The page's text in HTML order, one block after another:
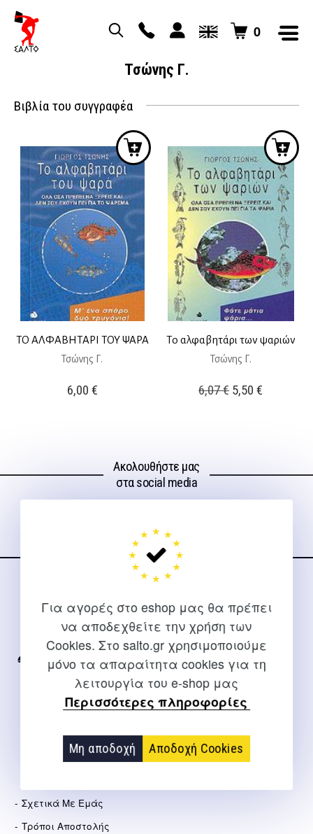
Για αγορές στο eshop μας θα πρέπει
να αποδεχθείτε την χρήση των
Cookies. Στο salto.gr χρησιμοποιούμε
μόνο τα απαραίτητα cookies για τη
λειτουργία του e-shop μας
Περισσότερες πληροφορίες
Μη αποδοχή Αποδοχή Cookies
0
Τσώνης Γ.
Βιβλία του συγγραφέα
ΤΟ ΑΛΦΑΒΗΤΑΡΙ ΤΟΥ ΨΑΡΑ
Τσώνης Γ.
6,00 €
Το αλφαβητάρι των ψαριών
Τσώνης Γ.
6,07€ Original
5,50€
Ακολουθήστε μας
στα social media
Για διευκρινίσεις και υποστήριξη παραγγελιών μέσω του
2310 267108
info@salto.gr
Σχετικά Με Εμάς
Τρόποι Αποστολής